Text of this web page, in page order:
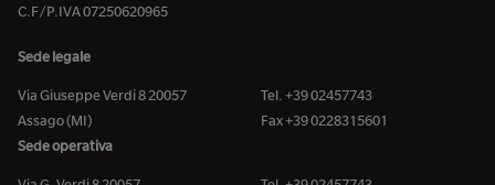
C.F/P.IVA 07250620965
Sede legale
Via Giuseppe Verdi 8 20057
Assago (MI)
Tel. +39 02457743
Fax +39 0228315601
Sede operativa